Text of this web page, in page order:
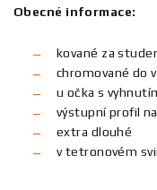
Obecné informace:
kované za
chromované do
u očka s
výstupní profil
extra dlouhé
v tetronovém